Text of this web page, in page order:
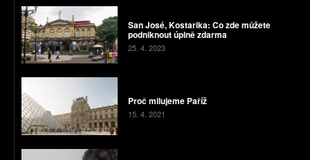
San José, Kostarika: Co zde můžete
podniknout úplně zdarma
25. 4. 2023
Proč milujeme Paříž
15. 4. 2021